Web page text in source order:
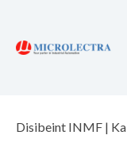
naar
Disibeint INMF |